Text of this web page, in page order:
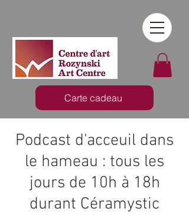
Carte cadeau
Podcast d'acceuil dans
le hameau : tous les
jours de 10h à 18h
durant Céramystic